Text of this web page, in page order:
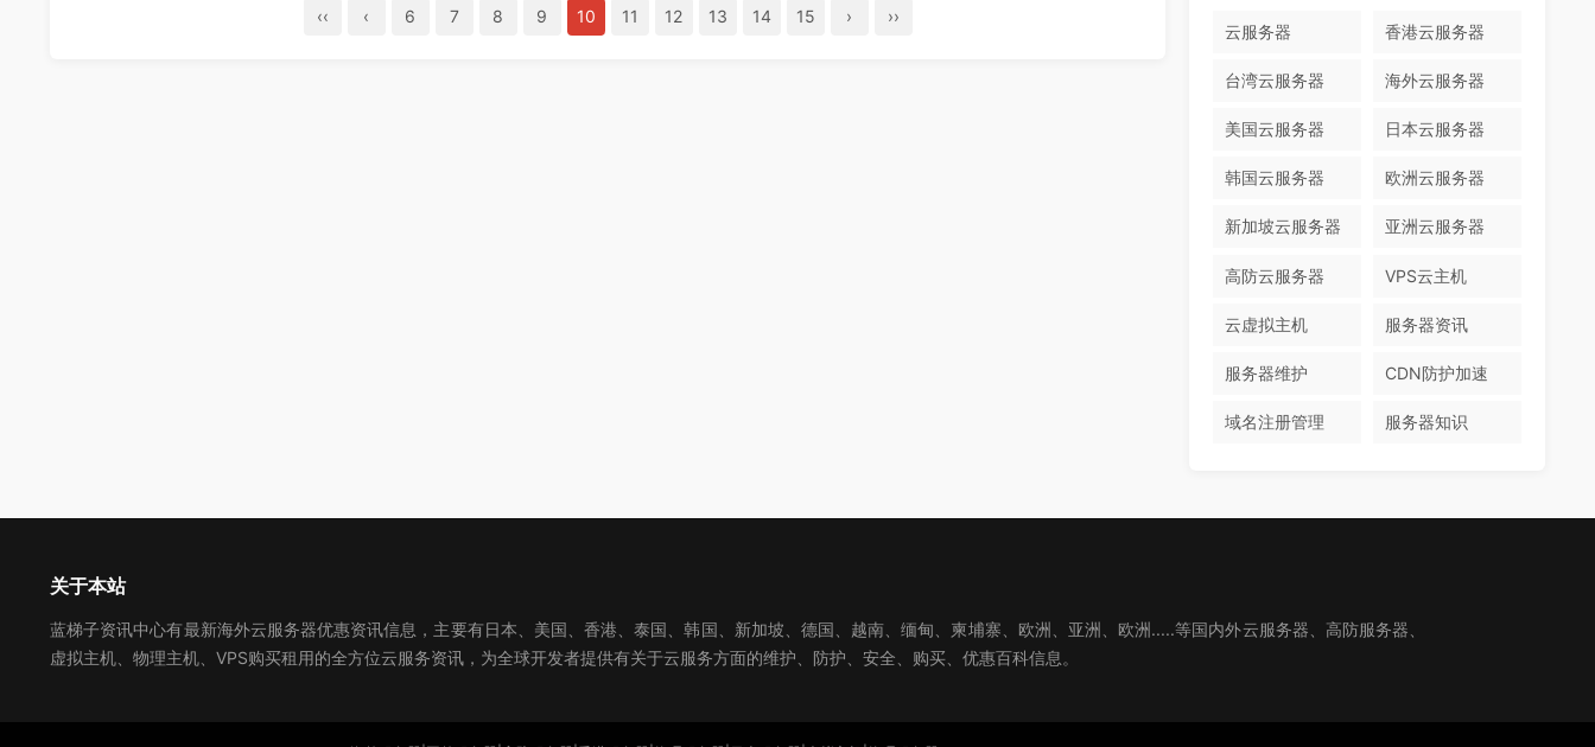
‹‹ ‹ 6 7 8 9 10 11 12 13 14 15 › ››
云服务器 香港云服务器
台湾云服务器 海外云服务器
美国云服务器 日本云服务器
韩国云服务器 欧洲云服务器
新加坡云服务器 亚洲云服务器
高防云服务器 VPS云主机
云虚拟主机 服务器资讯
服务器维护 CDN防护加速
域名注册管理 服务器知识
关于本站
蓝梯子资讯中心有最新海外云服务器优惠资讯信息，主要有日本、美国、香港、泰国、韩国、新加坡、德国、越南、缅甸、柬埔寨、欧洲、亚洲、欧洲.....等国内外云服务器、高防服务器、
虚拟主机、物理主机、VPS购买租用的全方位云服务资讯，为全球开发者提供有关于云服务方面的维护、防护、安全、购买、优惠百科信息。